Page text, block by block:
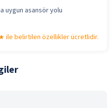
uygun asansör yolu
ile belirtilen özellikler ücretlidir.